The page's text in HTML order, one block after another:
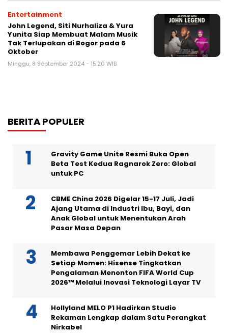
Entertainment
John Legend, Siti Nurhaliza & Yura
Yunita Siap Membuat Malam Musik
Tak Terlupakan di Bogor pada 6
Oktober
Minggu, 8 September 2024 - 15:20 WIB
BERITA POPULER
Gravity Game Unite Resmi Buka Open
Beta Test Kedua Ragnarok Zero: Global
untuk PC
CBME China 2026 Digelar 15-17 Juli, Jadi
Ajang Utama di Industri Ibu, Bayi, dan
Anak Global untuk Menentukan Arah
Pasar Masa Depan
Membawa Penggemar Lebih Dekat ke
Setiap Momen: Hisense Tingkatkan
Pengalaman Menonton FIFA World Cup
2026™ Melalui Inovasi Teknologi Layar TV
Hollyland MELO P1 Hadirkan Studio
Rekaman Lengkap dalam Satu Perangkat
Nirkabel